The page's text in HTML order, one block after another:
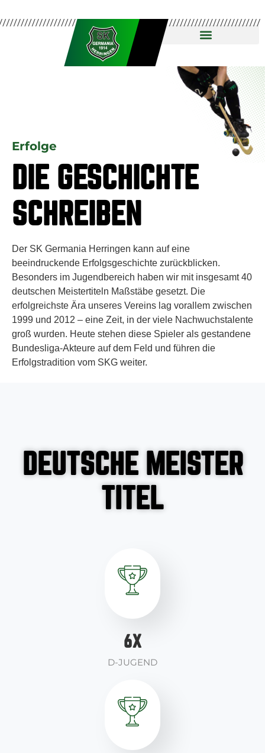
Erfolge
DIE GESCHICHTE
SCHREIBEN
Der SK Germania Herringen kann auf eine
beeindruckende Erfolgsgeschichte zurückblicken.
Besonders im Jugendbereich haben wir mit insgesamt 40
deutschen Meistertiteln Maßstäbe gesetzt. Die
erfolgreichste Ära unseres Vereins lag vorallem zwischen
1999 und 2012 – eine Zeit, in der viele Nachwuchstalente
groß wurden. Heute stehen diese Spieler als gestandene
Bundesliga-Akteure auf dem Feld und führen die
Erfolgstradition vom SKG weiter.
DEUTSCHE MEISTER
TITEL
6X
D-JUGEND